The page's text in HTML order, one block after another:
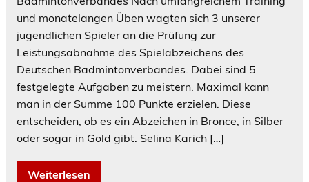
und monatelangen Üben wagten sich 3 unserer
jugendlichen Spieler an die Prüfung zur
Leistungsabnahme des Spielabzeichens des
Deutschen Badmintonverbandes. Dabei sind 5
festgelegte Aufgaben zu meistern. Maximal kann
man in der Summe 100 Punkte erzielen. Diese
entscheiden, ob es ein Abzeichen in Bronce, in Silber
oder sogar in Gold gibt. Selina Karich […]
Weiterlesen